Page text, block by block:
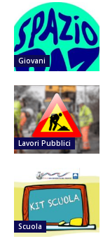
Giovani
Lavori Pubblici
Scuola